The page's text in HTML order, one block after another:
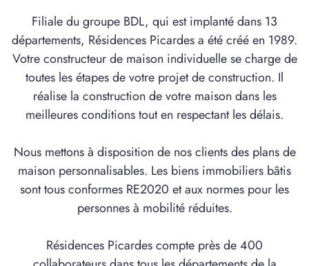
Filiale du groupe BDL, qui est implanté dans 13
départements, Résidences Picardes a été créé en 1989.
Votre constructeur de maison individuelle se charge de
toutes les étapes de votre projet de construction. Il
réalise la construction de votre maison dans les
meilleures conditions tout en respectant les délais.
Nous mettons à disposition de nos clients des plans de
maison personnalisables. Les biens immobiliers bâtis
sont tous conformes RE2020 et aux normes pour les
personnes à mobilité réduites.
Résidences Picardes compte près de 400